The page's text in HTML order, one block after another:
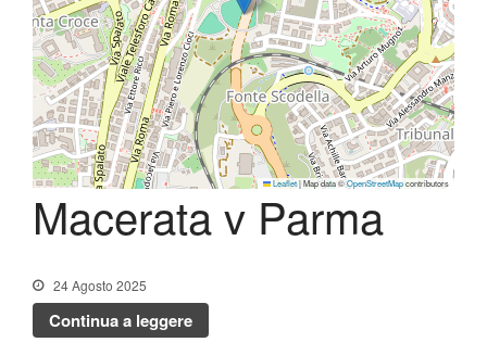
Lo Stadio
Shop
Leaflet|Map data ©OpenStreetMapcontributors
Macerata v Parma
24 Agosto 2025
Continua a leggere